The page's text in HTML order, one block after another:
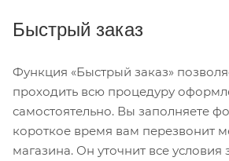
Быстрый заказ
Функция «Быстрый заказ»
проходить всю процедуру
самостоятельно. Вы заполняете
короткое время вам перезвонит
магазина. Он уточнит все условия